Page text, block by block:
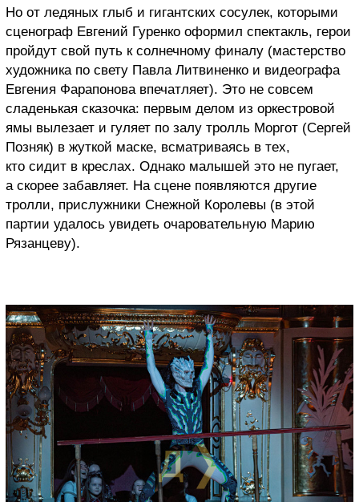
Но от ледяных глыб и гигантских сосулек, которыми
сценограф Евгений Гуренко оформил спектакль, герои
пройдут свой путь к солнечному финалу (мастерство
художника по свету Павла Литвиненко и видеографа
Евгения Фарапонова впечатляет). Это не совсем
сладенькая сказочка: первым делом из оркестровой
ямы вылезает и гуляет по залу тролль Моргот (Сергей
Позняк) в жуткой маске, всматриваясь в тех,
кто сидит в креслах. Однако малышей это не пугает,
а скорее забавляет. На сцене появляются другие
тролли, прислужники Снежной Королевы (в этой
партии удалось увидеть очаровательную Марию
Рязанцеву).